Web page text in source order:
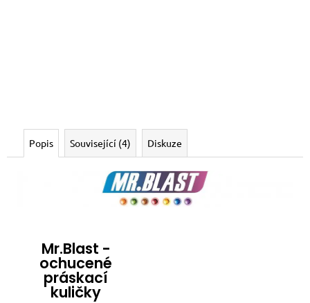
Popis Související (4) Diskuze
Mr.Blast -
ochucené
práskací
kuličky